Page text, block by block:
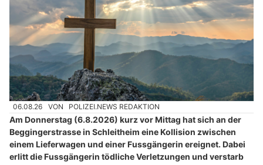
06.08.26 VON POLIZEI.NEWS REDAKTION
Am Donnerstag (6.8.2026) kurz vor Mittag hat sich an der
Beggingerstrasse in Schleitheim eine Kollision zwischen
einem Lieferwagen und einer Fussgängerin ereignet. Dabei
erlitt die Fussgängerin tödliche Verletzungen und verstarb